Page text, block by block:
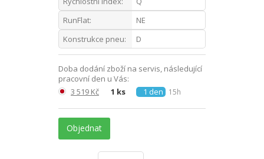
RunFlat:
NE
Konstrukce pneu:
D
Doba dodání zboží na servis, následující
pracovní den u Vás:
3 519 Kč
1 ks 1 den 15h
Objednat